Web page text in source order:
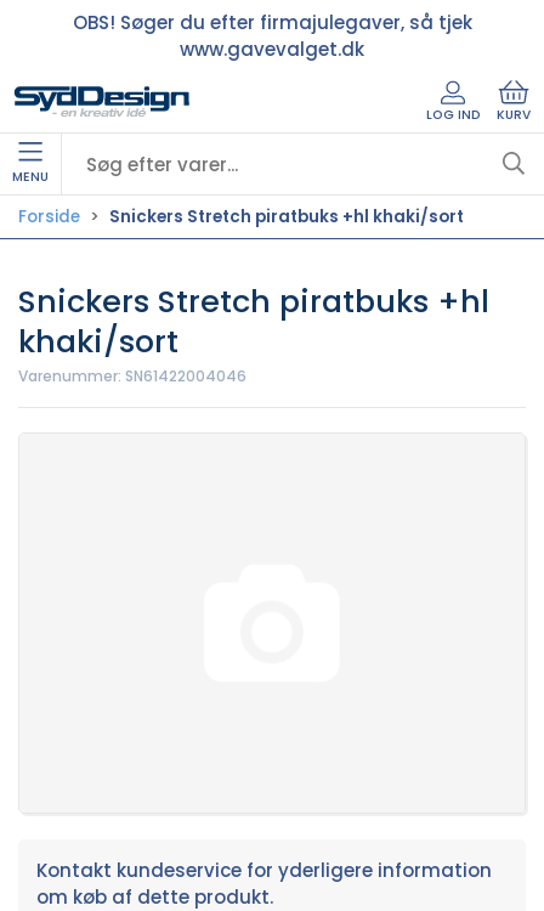
OBS! Søger du efter firmajulegaver, så tjek
www.gavevalget.dk
LOG IND KURV
MENU
Forside Snickers Stretch piratbuks +hl khaki/sort
Snickers Stretch piratbuks +hl
khaki/sort
Varenummer: SN61422004046
Kontakt kundeservice for yderligere information
om køb af dette produkt.